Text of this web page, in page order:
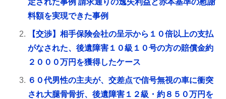
料額を実現できた事例
【交渉】相手保険会社の呈示から１０倍以上の支払
がなされた、後遺障害１０級１０号の方の賠償金約
２０００万円を獲得したケース
６０代男性の主夫が、交差点で信号無視の車に衝突
され大腿骨骨折、後遺障害１２級・約８５０万円を